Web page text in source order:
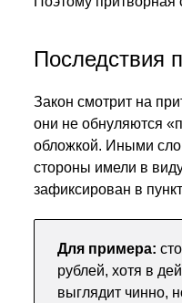
Последствия
Закон смотрит на
они не обнуляются
обложкой. Иными
стороны имели в
зафиксирован в
Для примера:
рублей, хотя в
выглядит чинно,